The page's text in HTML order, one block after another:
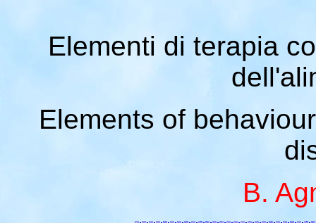
Elementi di terapia
Elements of
B.